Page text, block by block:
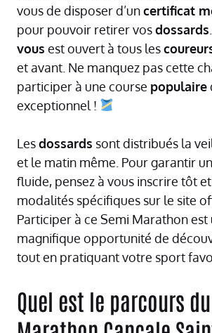
vous de disposer d’uncertificat
pour pouvoir retirer vosdossards
vous est ouvert à tous les
et avant. Ne manquez pas cette
participer à une course populaire
exceptionnel !
Lesdossards sont distribués la
et le matin même. Pour garantir
fluide, pensez à vous inscrire tôt
modalités spécifiques sur le site
Participer à ce Semi Marathon est
magnifique opportunité de
tout en pratiquant votre sport
Quel est le parcours